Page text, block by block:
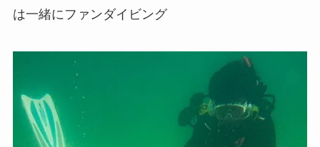
は一緒にファンダイビング